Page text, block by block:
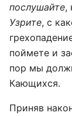
послушайте,
Узрите, с
поймете и
пор мы
Кающихся.
Приняв